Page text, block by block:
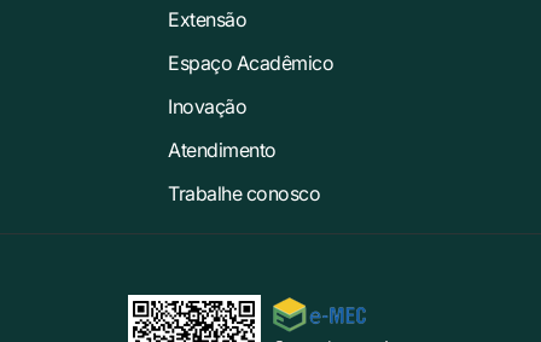
Extensão
Espaço Acadêmico
Inovação
Atendimento
Trabalhe conosco